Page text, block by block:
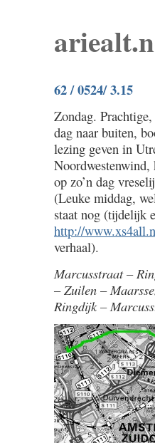
62 / 0524/ 3.15
Zondag.
dag naar buiten,
lezing geven in
Noordwestenwind,
op zo’n dag
(Leuke middag,
staat nog (tijdelijk
http://
verhaal).
Marcusstraat –
– Zuilen –
Ringdijk –